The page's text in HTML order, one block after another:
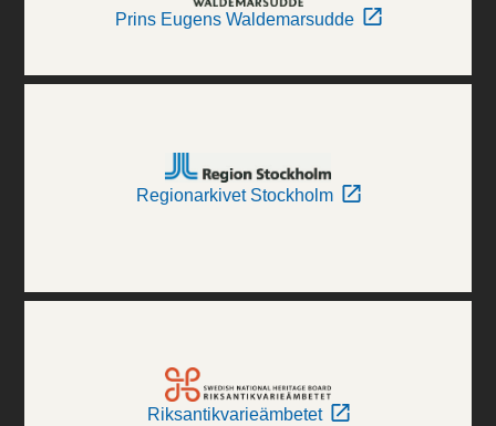
Prins Eugens Waldemarsudde
Regionarkivet Stockholm
Riksantikvarieämbetet